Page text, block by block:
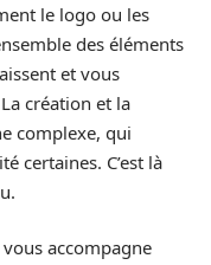
le logo ou les
des éléments
et vous
création et la
complexe, qui
certaines. C’est là
accompagne